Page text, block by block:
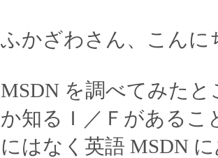
ふかざわさん、こんに
MSDN を調べてみた
か知るＩ／Ｆがあるこ
にはなく英語 MSDN